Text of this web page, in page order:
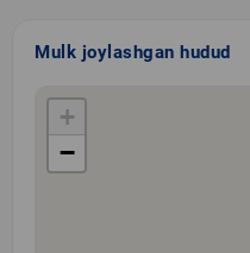
Mulk joylashgan hudud
+
−